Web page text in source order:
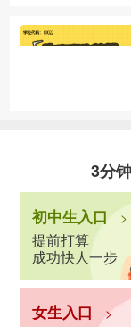
3分
初中生入口 >
提前打算
成功快人一步
女生入口 >